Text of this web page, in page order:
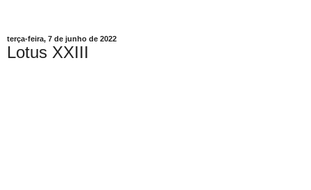
terça-feira, 7 de junho de 2022
Lotus XXIII